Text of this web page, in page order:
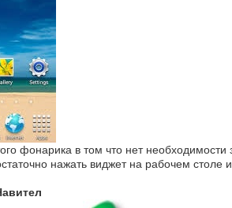
фонарика в том что нет необходимости
нажать виджет на рабочем столе